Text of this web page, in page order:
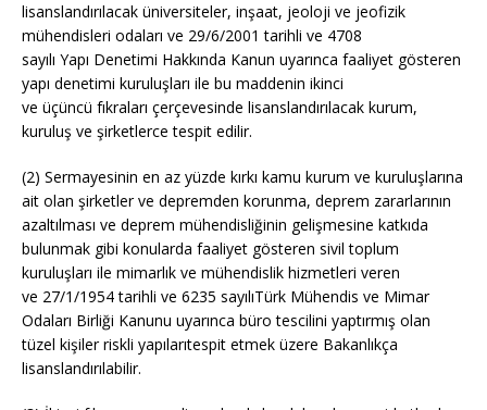
lisanslandırılacak üniversiteler, inşaat, jeoloji ve jeofizik
mühendisleri odaları ve 29/6/2001 tarihli ve 4708
sayılı Yapı Denetimi Hakkında Kanun uyarınca faaliyet gösteren
yapı denetimi kuruluşları ile bu maddenin ikinci
ve üçüncü fıkraları çerçevesinde lisanslandırılacak kurum,
kuruluş ve şirketlerce tespit edilir.
(2) Sermayesinin en az yüzde kırkı kamu kurum ve kuruluşlarına
ait olan şirketler ve depremden korunma, deprem zararlarının
azaltılması ve deprem mühendisliğinin gelişmesine katkıda
bulunmak gibi konularda faaliyet gösteren sivil toplum
kuruluşları ile mimarlık ve mühendislik hizmetleri veren
ve 27/1/1954 tarihli ve 6235 sayılıTürk Mühendis ve Mimar
Odaları Birliği Kanunu uyarınca büro tescilini yaptırmış olan
tüzel kişiler riskli yapılarıtespit etmek üzere Bakanlıkça
lisanslandırılabilir.